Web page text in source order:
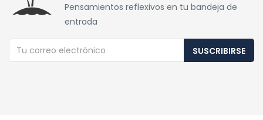
Pensamientos reflexivos en tu bandeja de
entrada
SUSCRIBIRSE